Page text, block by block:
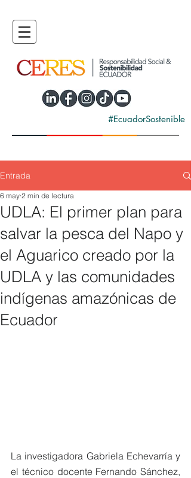
#EcuadorSostenible
Entrada
UDLA: El primer plan para
salvar la pesca del Napo y
el Aguarico creado por la
UDLA y las comunidades
indígenas amazónicas de
Ecuador
6 may 2 min de lectura
La investigadora Gabriela Echevarría y
el técnico docente Fernando Sánchez,